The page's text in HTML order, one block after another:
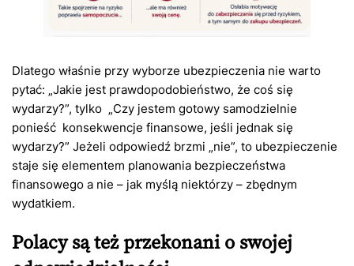
Dlatego właśnie przy wyborze ubezpieczenia nie warto
pytać: „Jakie jest prawdopodobieństwo, że coś się
wydarzy?”, tylko „Czy jestem gotowy samodzielnie
ponieść konsekwencje finansowe, jeśli jednak się
wydarzy?” Jeżeli odpowiedź brzmi „nie”, to ubezpieczenie
staje się elementem planowania bezpieczeństwa
finansowego a nie – jak myślą niektórzy – zbędnym
wydatkiem.
Polacy są też przekonani o swojej